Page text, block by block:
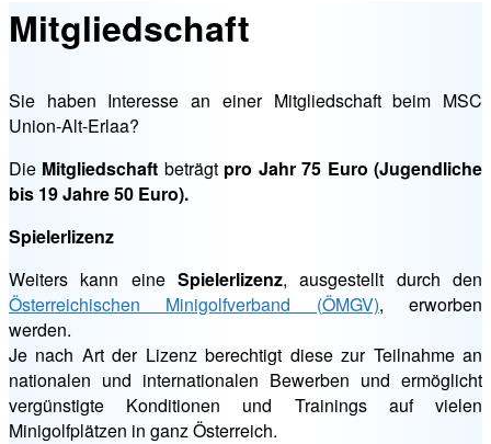
Mitgliedschaft
Sie haben Interesse an einer Mitgliedschaft beim MSC
Union-Alt-Erlaa?
Die Mitgliedschaft beträgt pro Jahr 75 Euro (Jugendliche
bis 19 Jahre 50 Euro).
Spielerlizenz
Weiters kann eine Spielerlizenz, ausgestellt durch den
Österreichischen Minigolfverband (ÖMGV), erworben
werden.
Je nach Art der Lizenz berechtigt diese zur Teilnahme an
nationalen und internationalen Bewerben und ermöglicht
vergünstigte Konditionen und Trainings auf vielen
Minigolfplätzen in ganz Österreich.